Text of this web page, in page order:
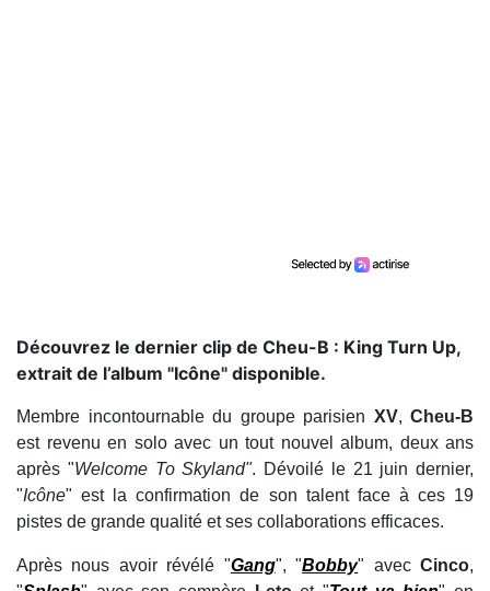
Découvrez le dernier clip de Cheu-B : King Turn Up,
extrait de l’album "Icône" disponible.
Membre incontournable du groupe parisien XV, Cheu-B
est revenu en solo avec un tout nouvel album, deux ans
après "Welcome To Skyland". Dévoilé le 21 juin dernier,
"Icône" est la confirmation de son talent face à ces 19
pistes de grande qualité et ses collaborations efficaces.
Après nous avoir révélé "Gang", "Bobby" avecCinco,